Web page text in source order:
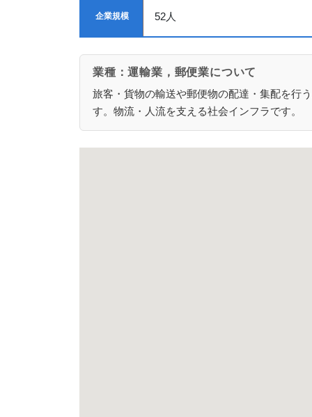
企業規模 52人
業種：運輸業，郵便業について
旅客・貨物の輸送や郵便物の配達・集配を行
す。物流・人流を支える社会インフラです。